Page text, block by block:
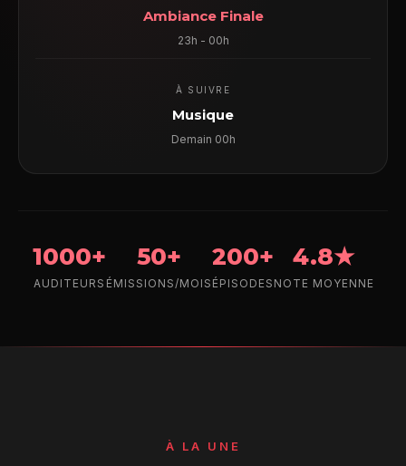
Ambiance Finale
23h - 00h
À SUIVRE
Musique
Demain 00h
1000+
AUDITEURS
50+
ÉMISSIONS/MOIS
200+
ÉPISODES
4.8★
NOTE MOYENNE
À LA UNE